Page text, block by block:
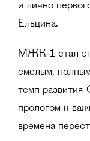
и лично
Ельцина.
МЖК-1 стал
смелым,
темп развития
прологом к
времена